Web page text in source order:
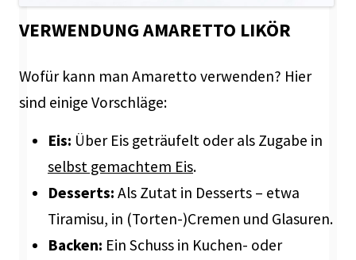
VERWENDUNG AMARETTO LIKÖR
Wofür kann man Amaretto verwenden? Hier
sind einige Vorschläge:
Eis: Über Eis geträufelt oder als Zugabe in
selbst gemachtem Eis.
Desserts: Als Zutat in Desserts – etwa
Tiramisu, in (Torten-)Cremen und Glasuren.
Backen: Ein Schuss in Kuchen- oder